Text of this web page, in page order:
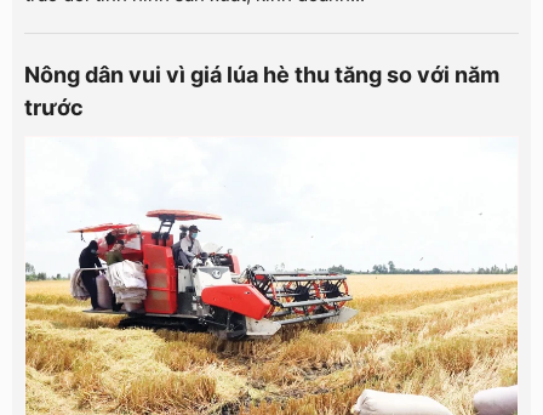
Nông dân vui vì giá lúa hè thu tăng so với năm
trước